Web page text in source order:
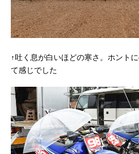
↑吐く息が白いほどの寒さ。ホント
て感じでした